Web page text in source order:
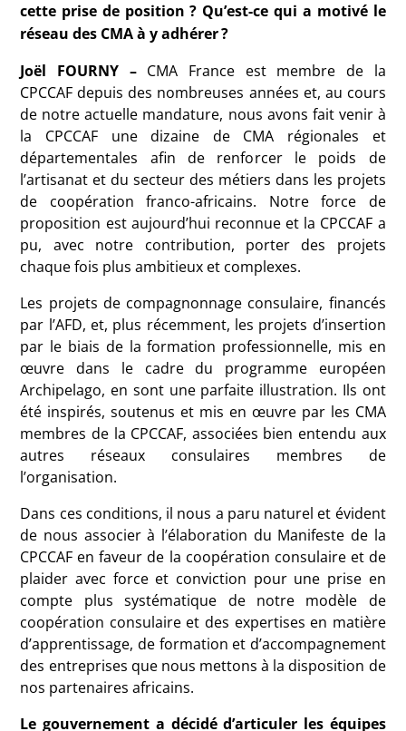
cette prise de position ? Qu’est-ce qui a motivé le
réseau des CMA à y adhérer?
Joël FOURNY – CMA France est membre de la
CPCCAF depuis des nombreuses années et, au cours
de notre actuelle mandature, nous avons fait venir à
la CPCCAF une dizaine de CMA régionales et
départementales afin de renforcer le poids de
l’artisanat et du secteur des métiers dans les projets
de coopération franco-africains. Notre force de
proposition est aujourd’hui reconnue et la CPCCAF a
pu, avec notre contribution, porter des projets
chaque fois plus ambitieux et complexes.
Les projets de compagnonnage consulaire, financés
par l’AFD, et, plus récemment, les projets d’insertion
par le biais de la formation professionnelle, mis en
œuvre dans le cadre du programme européen
Archipelago, en sont une parfaite illustration. Ils ont
été inspirés, soutenus et mis en œuvre par les CMA
membres de la CPCCAF, associées bien entendu aux
autres réseaux consulaires membres de
l’organisation.
Dans ces conditions, il nous a paru naturel et évident
de nous associer à l’élaboration du Manifeste de la
CPCCAF en faveur de la coopération consulaire et de
plaider avec force et conviction pour une prise en
compte plus systématique de notre modèle de
coopération consulaire et des expertises en matière
d’apprentissage, de formation et d’accompagnement
des entreprises que nous mettons à la disposition de
nos partenaires africains.
Le gouvernement a décidé d’articuler les équipes